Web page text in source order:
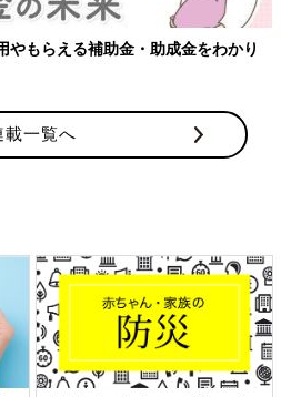
も、価格の見直しがおこなわれま
ベビーの新価格アイテムの一部を
Ｔシャツ
もらえる補助金・助成金をわかり
載一覧へ